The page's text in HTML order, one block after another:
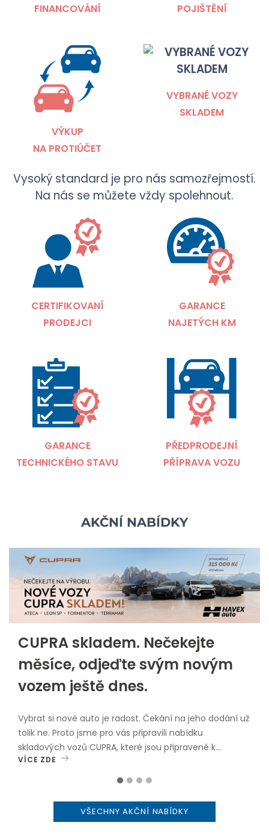
FINANCOVÁNÍ
POJIŠTĚNÍ
VÝKUP
NA PROTIÚČET
VYBRANÉ VOZY
SKLADEM
Vysoký standard je pro nás samozřejmostí.
Na nás se můžete vždy spolehnout.
CERTIFIKOVANÍ
PRODEJCI
GARANCE
NAJETÝCH KM
GARANCE
TECHNICKÉHO STAVU
PŘEDPRODEJNÍ
PŘÍPRAVA VOZU
AKČNÍ NABÍDKY
CUPRA skladem. Nečekejte
měsíce, odjeďte svým novým
vozem ještě dnes.
Vybrat si nové auto je radost. Čekání na jeho dodání už
tolik ne. Proto jsme pro vás připravili nabídku
skladových vozů CUPRA, které jsou připravené k
okamžitému odběru.V nabídce najdete oblíbené
nyní navíc pořídíte se zvýhodněním až 315 000 Kč
včetně DPH.Proč zvolit vůz skladem? okamžitý odběr
VÍCE ZDE
VŠECHNY AKČNÍ NABÍDKY